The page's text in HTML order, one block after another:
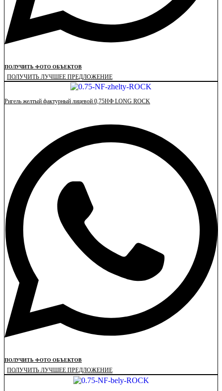
ПОЛУЧИТЬ ФОТО ОБЪЕКТОВ
ПОЛУЧИТЬ ЛУЧШЕЕ ПРЕДЛОЖЕНИЕ
Ригель желтый фактурный лицевой 0,75НФ LONG ROCK
ПОЛУЧИТЬ ФОТО ОБЪЕКТОВ
ПОЛУЧИТЬ ЛУЧШЕЕ ПРЕДЛОЖЕНИЕ